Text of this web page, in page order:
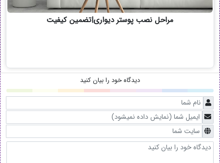
مراحل نصب پوستر دیواری|تضمین کیفیت
دیدگاه خود را بیان کنید